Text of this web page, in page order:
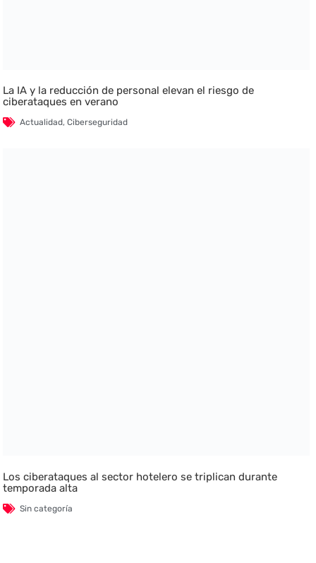
La IA y la reducción de personal elevan el riesgo de
ciberataques en verano
Actualidad,Ciberseguridad
Los ciberataques al sector hotelero se triplican durante
temporada alta
Sin categoría